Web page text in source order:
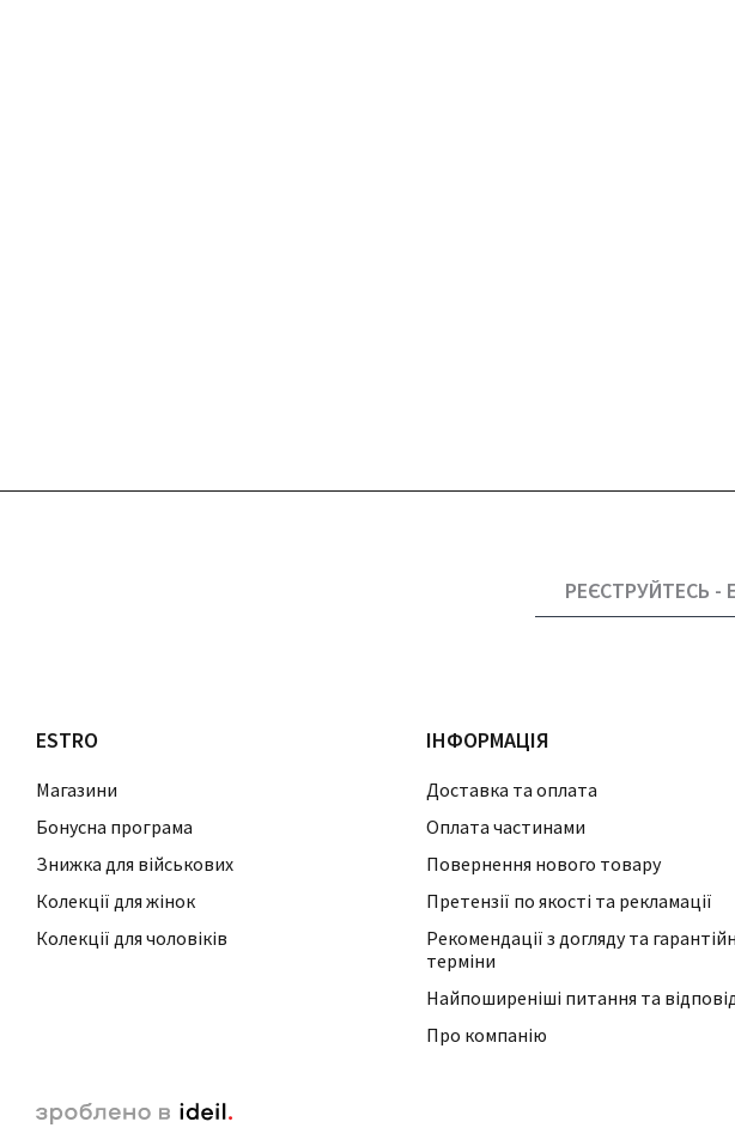
РЕЄСТРУЙТЕСЬ -
ESTRO
Магазини
Бонусна програма
Знижка для військових
Колекції для жінок
Колекції для чоловіків
ІНФОРМАЦІЯ
Доставка та оплата
Оплата частинами
Повернення нового товару
Претензії по якості та рекламації
Рекомендації з догляду та
терміни
Найпоширеніші питання та
Про компанію